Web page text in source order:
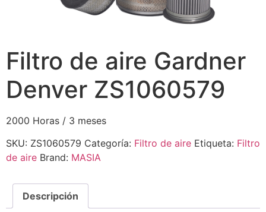
Filtro de aire Gardner
Denver ZS1060579
2000 Horas / 3 meses
SKU: ZS1060579 Categoría: Filtro de aire Etiqueta: Filtro
de aire Brand: MASIA
Descripción